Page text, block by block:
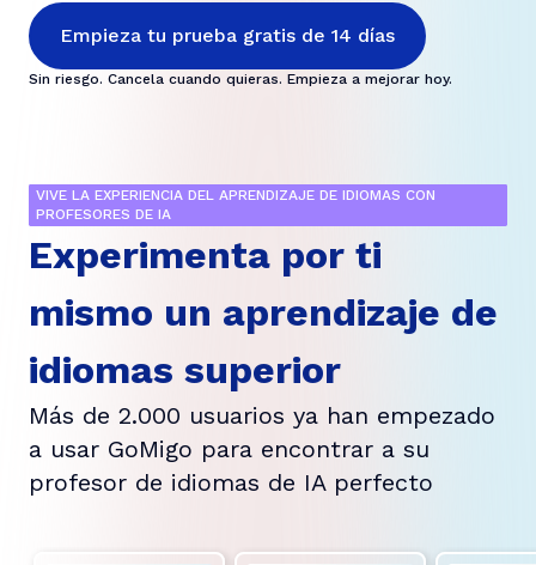
Empieza tu prueba gratis de 14 días
Sin riesgo. Cancela cuando quieras. Empieza a mejorar hoy.
VIVE LA EXPERIENCIA DEL APRENDIZAJE DE IDIOMAS CON
PROFESORES DE IA
Experimenta por ti
mismo un aprendizaje de
idiomas superior
Más de 2.000 usuarios ya han empezado
a usar GoMigo para encontrar a su
profesor de idiomas de IA perfecto